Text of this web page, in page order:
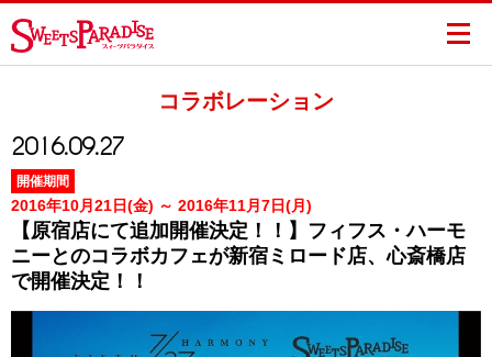
コラボレーション
2016.09.27
開催期間
2016年10月21日(金) ～ 2016年11月7日(月)
【原宿店にて追加開催決定！！】フィフス・ハーモ
ニーとのコラボカフェが新宿ミロード店、心斎橋店
で開催決定！！